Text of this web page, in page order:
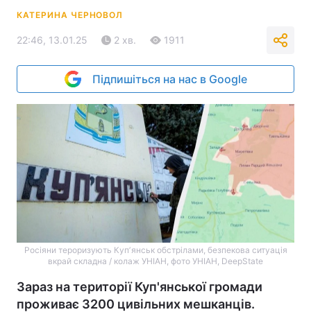
КАТЕРИНА ЧЕРНОВОЛ
22:46, 13.01.25 2 хв. 1911
Підпишіться на нас в Google
Росіяни тероризують Купʼянськ обстрілами, безпекова ситуація
вкрай складна / колаж УНІАН, фото УНІАН, DeepState
Зараз на території Куп'янської громади
проживає 3200 цивільних мешканців.